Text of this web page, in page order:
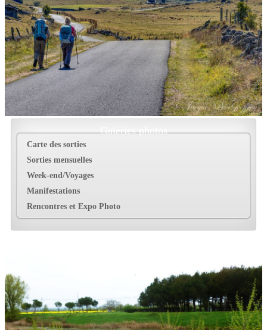
Galeries photos
Carte des sorties
Sorties mensuelles
Week-end/Voyages
Manifestations
Rencontres et Expo Photo